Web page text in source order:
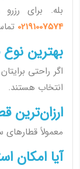
بله. برای
02191007574
بهترین
انتخاب هستند.
ارزان‌ترین
معمولاً قطارهای سالنی و 6 تخته قیمت
آیا امکان